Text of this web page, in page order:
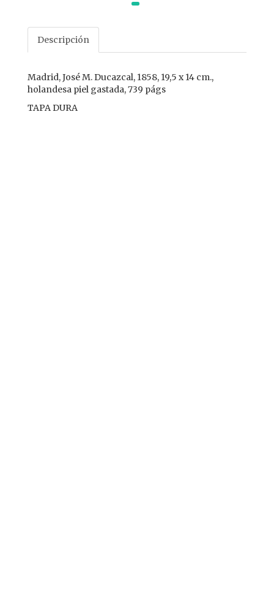
Descripción
Madrid, José M. Ducazcal, 1858, 19,5 x 14 cm.,
holandesa piel gastada, 739 págs
TAPA DURA